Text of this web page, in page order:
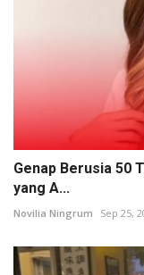
Genap Berusia 50
yang A...
Novilia Ningrum Sep 25,